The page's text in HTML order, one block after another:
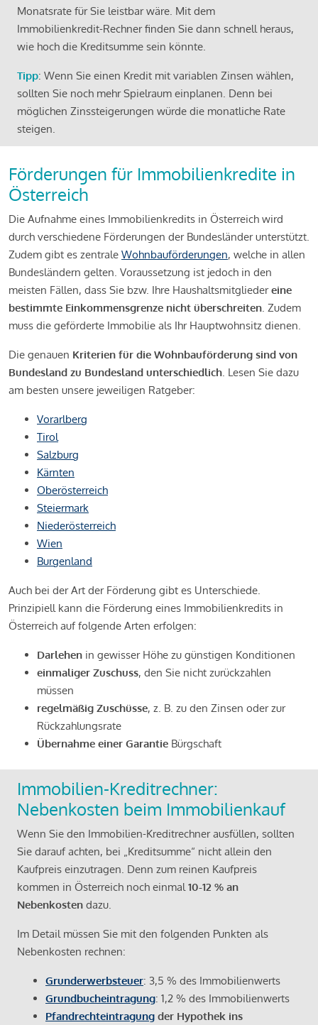
Monatsrate für Sie leistbar wäre. Mit dem
Immobilienkredit-Rechner finden Sie dann schnell heraus,
wie hoch die Kreditsumme sein könnte.
Tipp: Wenn Sie einen Kredit mit variablen Zinsen wählen,
sollten Sie noch mehr Spielraum einplanen. Denn bei
möglichen Zinssteigerungen würde die monatliche Rate
steigen.
Förderungen für Immobilienkredite in
Österreich
Die Aufnahme eines Immobilienkredits in Österreich wird
durch verschiedene Förderungen der Bundesländer unterstützt.
Zudem gibt es zentrale Wohnbauförderungen, welche in allen
Bundesländern gelten. Voraussetzung ist jedoch in den
meisten Fällen, dass Sie bzw. Ihre Haushaltsmitgliedereine
bestimmte Einkommensgrenze nicht überschreiten. Zudem
muss die geförderte Immobilie als Ihr Hauptwohnsitz dienen.
Die genauen Kriterien für die Wohnbauförderung sind von
Bundesland zu Bundesland unterschiedlich. Lesen Sie dazu
am besten unsere jeweiligen Ratgeber:
Vorarlberg
Tirol
Salzburg
Kärnten
Oberösterreich
Steiermark
Niederösterreich
Wien
Burgenland
Auch bei der Art der Förderung gibt es Unterschiede.
Prinzipiell kann die Förderung eines Immobilienkredits in
Österreich auf folgende Arten erfolgen:
Darlehen in gewisser Höhe zu günstigen Konditionen
einmaliger Zuschuss, den Sie nicht zurückzahlen
müssen
regelmäßig Zuschüsse, z. B. zu den Zinsen oder zur
Rückzahlungsrate
Übernahme einer Garantie Bürgschaft
Immobilien-Kreditrechner:
Nebenkosten beim Immobilienkauf
Wenn Sie den Immobilien-Kreditrechner ausfüllen, sollten
Sie darauf achten, bei „Kreditsumme“ nicht allein den
Kaufpreis einzutragen. Denn zum reinen Kaufpreis
kommen in Österreich noch einmal10-12 % an
Nebenkosten dazu.
Im Detail müssen Sie mit den folgenden Punkten als
Nebenkosten rechnen:
Grunderwerbsteuer: 3,5 % des Immobilienwerts
Grundbucheintragung: 1,2 % des Immobilienwerts
Pfandrechteintragung der Hypothek ins